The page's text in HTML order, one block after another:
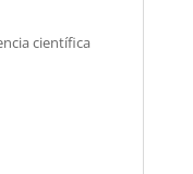
científica